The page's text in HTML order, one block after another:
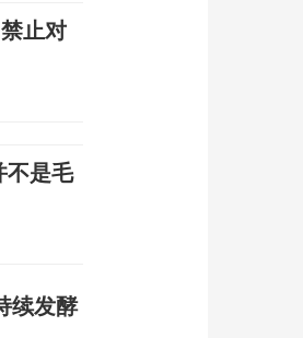
止对
不是毛
续发酵